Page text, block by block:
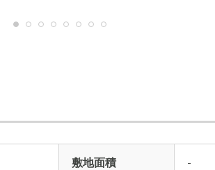
敷地面積 -